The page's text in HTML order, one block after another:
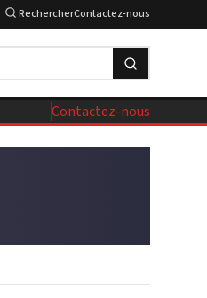
RechercherContactez-nous
Contactez-nous